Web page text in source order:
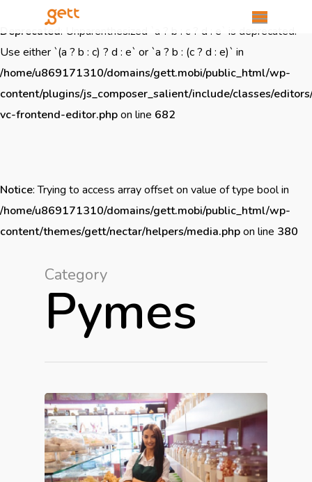
Deprecated: Unparenthesized `a ? b : c ? d : e` is deprecated.
Use either `(a ? b : c) ? d : e` or `a ? b : (c ? d : e)` in
/home/u869171310/domains/gett.mobi/public_html/wp-
content/plugins/js_composer_salient/include/classes/
vc-frontend-editor.phpon line 682
Notice: Trying to access array offset on value of type bool in
/home/u869171310/domains/gett.mobi/public_html/wp-
content/themes/gett/nectar/helpers/media.phpon line 380
Category
Pymes